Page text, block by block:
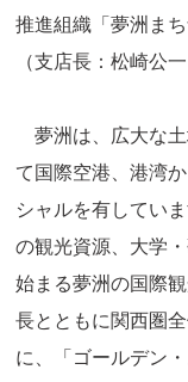
推進組織「夢洲ま
（支店長：松崎公
夢洲は、広大な土
て国際空港、港湾
シャルを有してい
の観光資源、大学
始まる夢洲の国際
長とともに関西圏
に、「ゴールデン